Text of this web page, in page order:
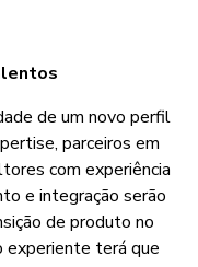
de um novo perfil
parceiros em
com experiência
e integração serão
de produto no
experiente terá que